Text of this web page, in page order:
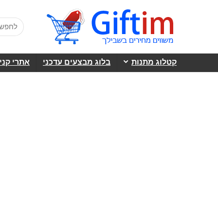
קטלוג מתנות בלוג מבצעים עדכני אתרי